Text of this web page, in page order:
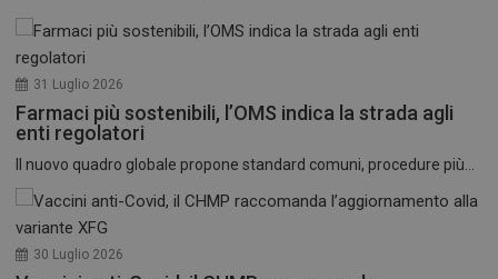
31 Luglio 2026
Farmaci più sostenibili, l’OMS indica la strada agli
enti regolatori
Il nuovo quadro globale propone standard comuni, procedure più...
30 Luglio 2026